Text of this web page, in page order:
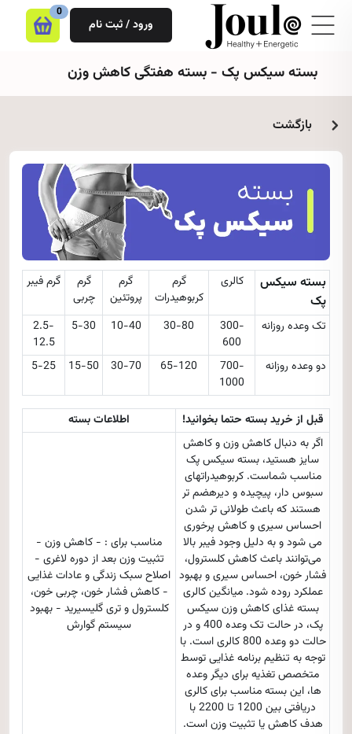
ورود / ثبت نام
0
بسته سیکس پک - بسته هفتگی کاهش وزن
بازگشت
بسته سیکس
پک
کالری
گرم
کربوهیدرات
گرم
پروتئین
گرم
چربی
گرم فیبر
تک وعده روزانه
300-
600
30-80
10-40
5-30
2.5-
12.5
دو وعده روزانه
700-
1000
65-120
30-70
15-50
5-25
قبل از خرید بسته حتما بخوانید!
اطلاعات بسته
اگر به دنبال کاهش وزن و کاهش
سایز هستید، بسته سیکس پک
مناسب شماست. کربوهیدراتهای
سبوس دار، پیچیده و دیرهضم تر
هستند که باعث طولانی تر شدن
احساس سیری و کاهش پرخوری
می شود و به دلیل وجود فیبر بالا
می‌توانند باعث کاهش کلسترول،
فشار خون، احساس سیری و بهبود
عملکرد روده شود. میانگین کالری
بسته غذای کاهش وزن سیکس
پک، در حالت تک وعده 400 و در
حالت دو وعده 800 کالری است. با
توجه به تنظیم برنامه غذایی توسط
متخصص تغذیه برای دیگر وعده
ها، این بسته مناسب برای کالری
دریافتی بین 1200 تا 2200 با
هدف کاهش یا تثبیت وزن است.
مناسب برای : - کاهش وزن -
تثبیت وزن بعد از دوره لاغری -
اصلاح سبک زندگی و عادات غذایی
- کاهش فشار خون، چربی خون،
کلسترول و تری گلیسیرید - بهبود
سیستم گوارش